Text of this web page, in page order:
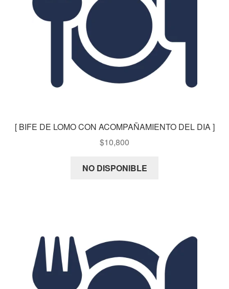
[ BIFE DE LOMO CON ACOMPAÑAMIENTO DEL DIA ]
$10,800
NO DISPONIBLE